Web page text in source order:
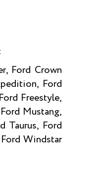
Ford Crown
Ford
Freestyle,
Mustang,
Taurus, Ford
Windstar